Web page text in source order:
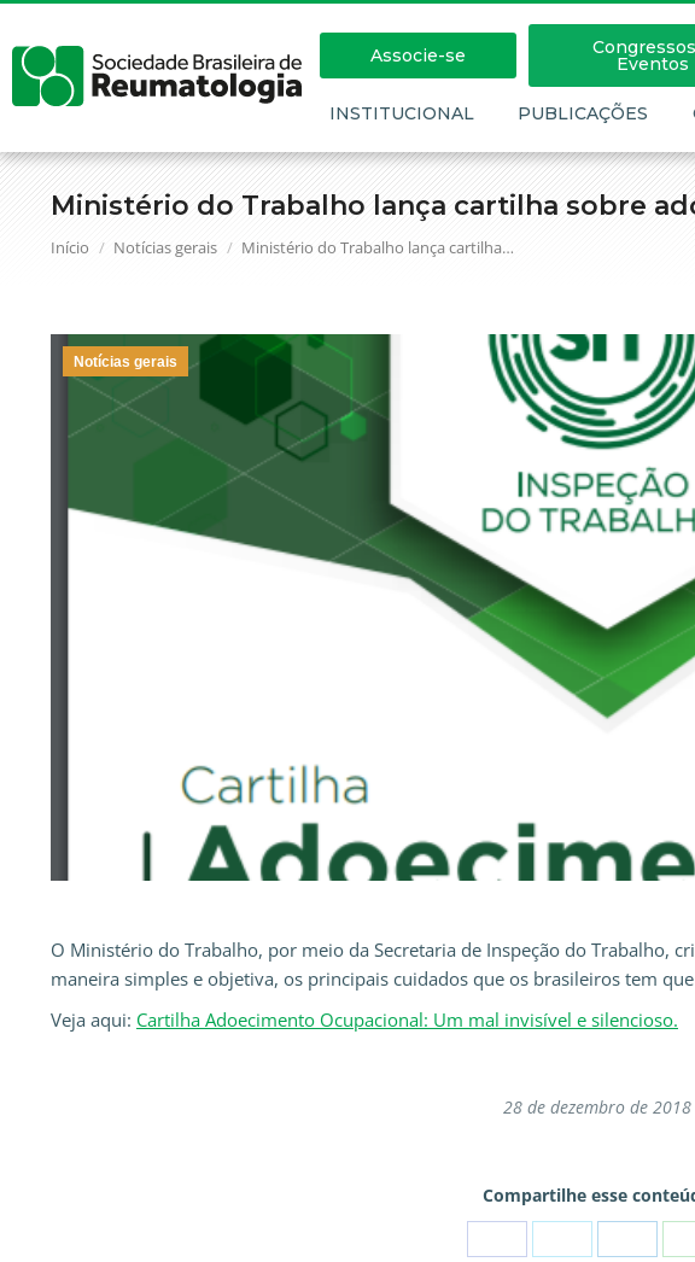
Ministério do Trabalho lança cartilha sobre
Você está aqui:
Início Notícias gerais Ministério do Trabalho lança cartilha…
Associe-se Eventos
INSTITUCIONAL PUBLICAÇÕES
Notícias gerais
O Ministério do Trabalho, por meio da Secretaria de Inspeção do Trabalho,
maneira simples e objetiva, os principais cuidados que os brasileiros tem
Veja aqui: Cartilha Adoecimento Ocupacional: Um mal invisível e silencioso.
28 de dezembro de 2018
Compartilhe esse